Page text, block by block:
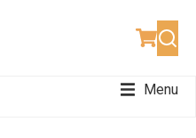
Menu